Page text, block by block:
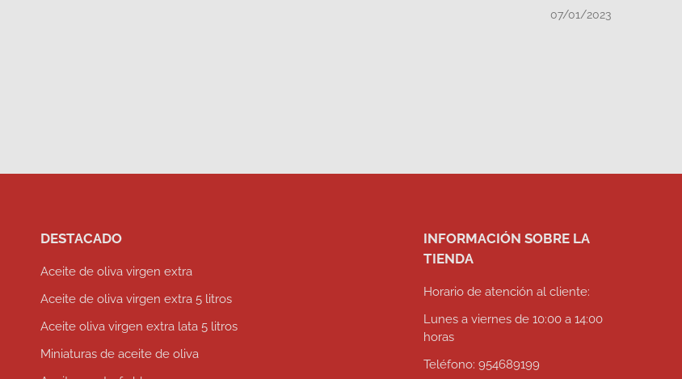
07/01/2023
DESTACADO
Aceite de oliva virgen extra
Aceite de oliva virgen extra 5 litros
Aceite oliva virgen extra lata 5 litros
Miniaturas de aceite de oliva
INFORMACIÓN SOBRE LA
TIENDA
Horario de atención al cliente:
Lunes a viernes de 10:00 a 14:00
horas
Teléfono: 954689199